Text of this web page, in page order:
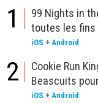
1
99 Nights in
toutes les fins
iOS + Android
2
Cookie Run
Beascuits
iOS + Android